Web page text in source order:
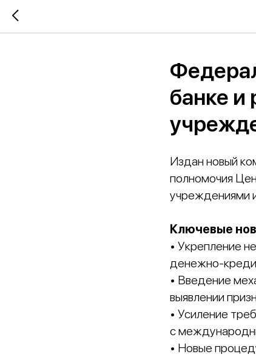
банке и
Издан новый
полномочия
учреждениями
Ключевые
• Укрепление
• Введение
выявлении
• Усиление
с
• Новые